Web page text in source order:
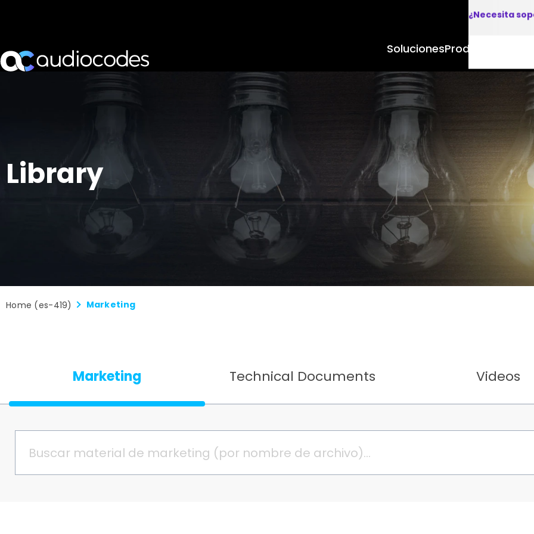
SolucionesProductos y
Library
Home (es-419) Marketing
Marketing Technical Documents Videos
¿Necesita